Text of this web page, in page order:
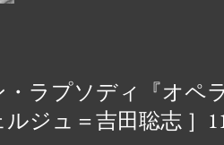
を呼び起こす魔法の瞬
ンの素晴らしさを初めて
音楽の革新者や世界的ア
ラプソディ『オペ
ジュ＝吉田聡志 ］